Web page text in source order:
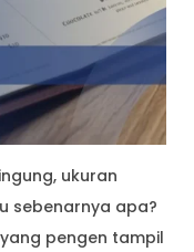
ukuran
sebenarnya apa?
pengen tampil